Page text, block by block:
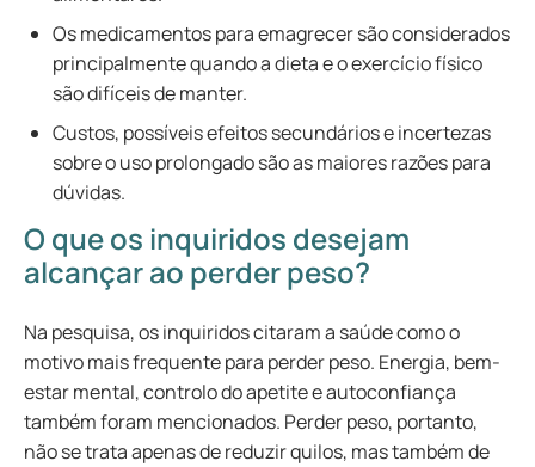
Os medicamentos para emagrecer são considerados
principalmente quando a dieta e o exercício físico
são difíceis de manter.
Custos, possíveis efeitos secundários e incertezas
sobre o uso prolongado são as maiores razões para
dúvidas.
O que os inquiridos desejam
alcançar ao perder peso?
Na pesquisa, os inquiridos citaram a saúde como o
motivo mais frequente para perder peso. Energia, bem-
estar mental, controlo do apetite e autoconfiança
também foram mencionados. Perder peso, portanto,
não se trata apenas de reduzir quilos, mas também de